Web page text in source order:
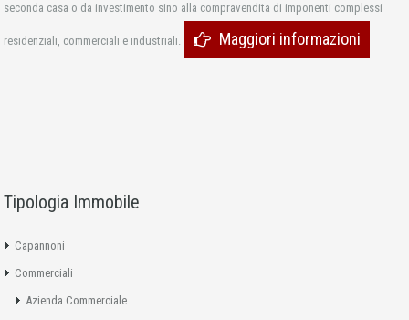
seconda casa o da investimento sino alla compravendita di imponenti complessi
residenziali, commerciali e industriali. Maggiori informazioni
Tipologia Immobile
Capannoni
Commerciali
Azienda Commerciale